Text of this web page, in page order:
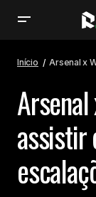
Início Arsenal x
assistir